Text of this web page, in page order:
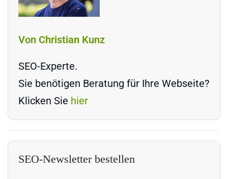
Von Christian Kunz
SEO-Experte.
Sie benötigen Beratung für Ihre Webseite?
Klicken Sie hier
SEO-Newsletter bestellen